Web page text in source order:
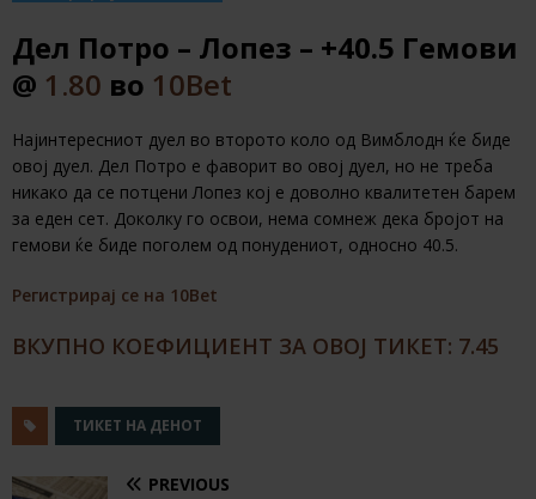
Дел Потро – Лопез – +40.5 Гемови
@ 1.80 во 10Bet
Најинтересниот дуел во второто коло од Вимблодн ќе биде
овој дуел. Дел Потро е фаворит во овој дуел, но не треба
никако да се потцени Лопез кој е доволно квалитетен барем
за еден сет. Доколку го освои, нема сомнеж дека бројот на
гемови ќе биде поголем од понудениот, односно 40.5.
Регистрирај се на 10Bet
ВКУПНО КОЕФИЦИЕНТ ЗА ОВОЈ ТИКЕТ: 7.45
ТИКЕТ НА ДЕНОТ
PREVIOUS